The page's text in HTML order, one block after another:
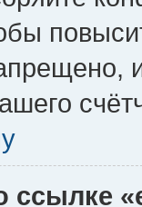
ссылке